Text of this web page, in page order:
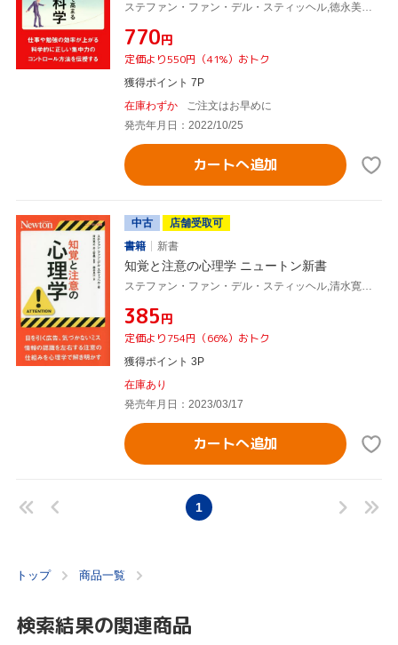
ステファン・ファン・デル・スティッヘル,徳永美恵,枝川義邦,清水寛之,井上智義
¥770円
定価より550円（41%）おトク
獲得ポイント 7P
在庫わずか
ご注文はお早めに
発売年月日：2022/10/25
カートへ追加
中古
店舗受取可
書籍
新書
知覚と注意の心理学 ニュートン新書
ステファン・ファン・デル・スティッヘル,清水寛之,井上智義,藤井良江
¥385円
定価より754円（66%）おトク
獲得ポイント 3P
在庫あり
発売年月日：2023/03/17
カートへ追加
1
トップ 商品一覧
検索結果の関連商品